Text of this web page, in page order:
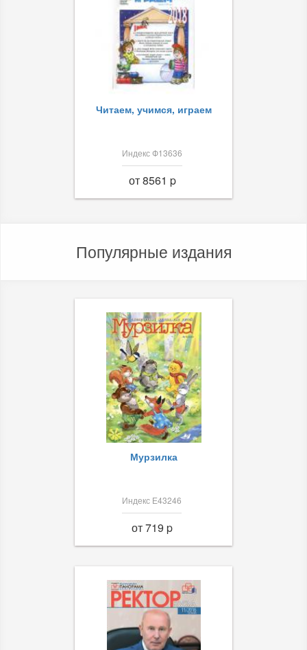
Читаем, учимся, играем
Индекс Ф13636
от 8561 p
Популярные издания
Мурзилка
Индекс Е43246
от 719 p